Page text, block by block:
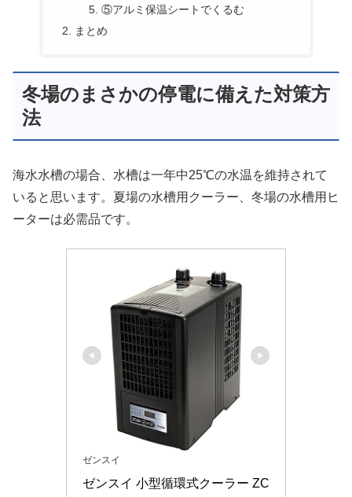
⑤アルミ保温シートでくるむ
まとめ
冬場のまさかの停電に備えた対策方
法
海水水槽の場合、水槽は一年中25℃の水温を維持されて
いると思います。夏場の水槽用クーラー、冬場の水槽用ヒ
ーターは必需品です。
ゼンスイ
ゼンスイ 小型循環式クーラー ZC